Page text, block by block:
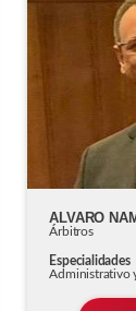
ALVARO
Árbitros
Especialidades
Administrativo